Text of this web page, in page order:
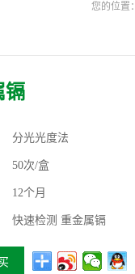
您的位置：
镉
分光光度法
50次/盒
12个月
快速检测 重金属镉